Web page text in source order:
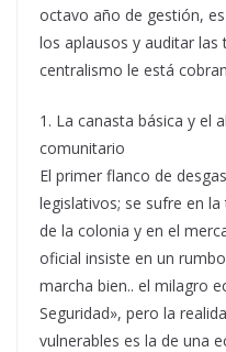
octavo año de gestión,
los aplausos y auditar
centralismo le está
1. La canasta básica y el
comunitario
El primer flanco de
legislativos; se sufre en
de la colonia y en el
oficial insiste en un
marcha bien.. el milagro
Seguridad», pero la
vulnerables es la de una